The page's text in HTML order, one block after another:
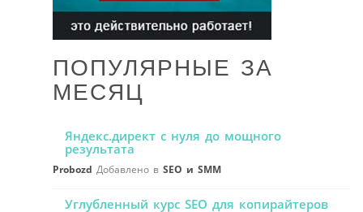
ПОПУЛЯРНЫЕ ЗА
МЕСЯЦ
Яндекс.директ с нуля до мощного
результата
Probozd Добавлено в SEO и SMM
Углубленный курс SEO для копирайтеров